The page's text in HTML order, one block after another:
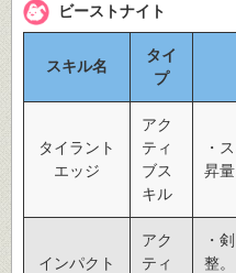
ビーストナイト
スキル名
タイ
プ
タイラント
エッジ
アク
ティ
ブス
キル
・
昇量
インパクト
アク
ティ
・
整。